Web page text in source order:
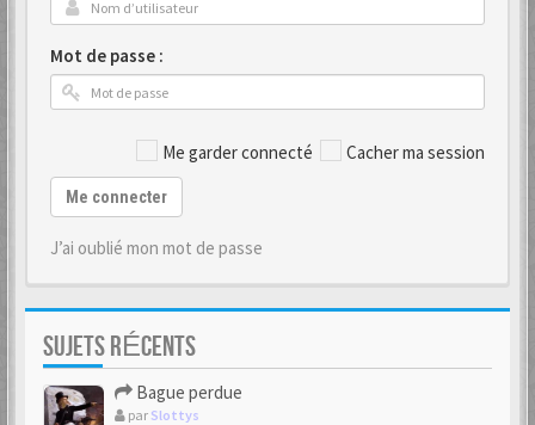
Mot de passe :
Me garder connecté Cacher ma session
Me connecter
J’ai oublié mon mot de passe
SUJETS RÉCENTS
Bague perdue
par Slottys